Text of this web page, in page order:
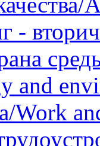
and
Work